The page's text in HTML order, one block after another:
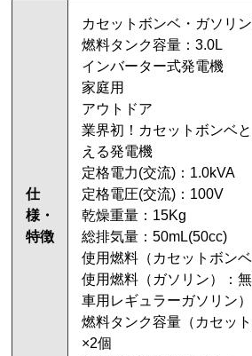
仕
様・
特徴
カセットボンベ・ガソリ
燃料タンク容量：3.0L
インバーター式発電機
家庭用
アウトドア
業界初！カセットボンベ
える発電機
定格電力(交流)：1.0kVA
定格電圧(交流)：100V
乾燥重量：15Kg
総排気量：50mL(50cc)
使用燃料（カセットボン
使用燃料（ガソリン）：
車用レギュラーガソリン）
燃料タンク容量（カセッ
×2個